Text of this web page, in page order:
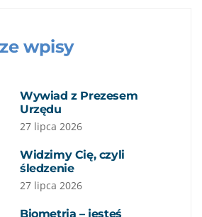
wpisy
Wywiad z Prezesem
Urzędu
27 lipca 2026
Widzimy Cię, czyli
śledzenie
27 lipca 2026